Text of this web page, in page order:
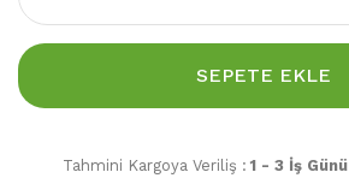
SEPETE EKLE
Tahmini Kargoya Veriliş : 1 - 3 İş Günü